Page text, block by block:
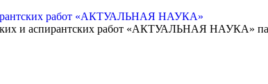
работ «АКТУАЛЬНАЯ НАУКА»
аспирантских работ «АКТУАЛЬНАЯ НАУКА»